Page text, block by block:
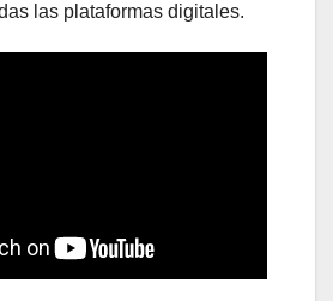
las plataformas digitales.